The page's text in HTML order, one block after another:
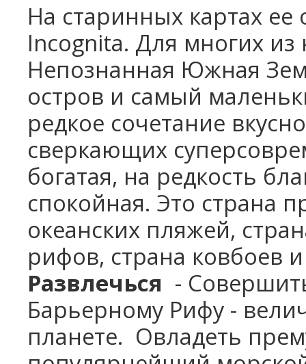
На старинных картах
Incognita. Для многих из
Непознанная Южная
остров и самый
редкое сочетание
сверкающих
богатая, на редкость
спокойная. Это страна
океанских пляжей,
рифов, страна ковбоев
Развлечься -
Барьерному Рифу -
планете. Овладеть